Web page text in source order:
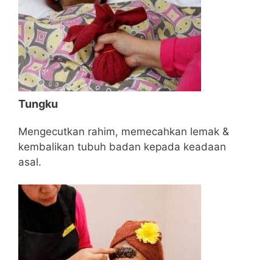
Tungku
Mengecutkan rahim, memecahkan lemak &
kembalikan tubuh badan kepada keadaan
asal.